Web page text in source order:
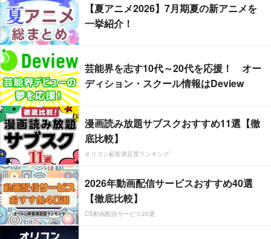
【夏アニメ2026】7月期夏の新アニメを
一挙紹介！
芸能界を志す10代～20代を応援！ オー
ディション・スクール情報はDeview
漫画読み放題サブスクおすすめ11選【徹
底比較】
オリコン顧客満足度ランキング
2026年動画配信サービスおすすめ40選
【徹底比較】
CS動画配信サービス20選